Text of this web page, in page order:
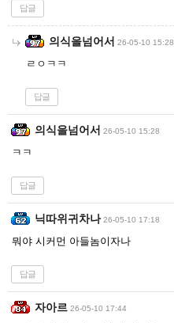
답글
의식을넘어서 26-05-10 15:28
ㄹㅇㅋㅋ
답글
의식을넘어서 26-05-10 15:28
ㅋㅋ
답글
닉따위귀차나 26-05-10 17:18
뭐야 시커먼 아들놈이자나
답글
자아르 26-05-10 17:44